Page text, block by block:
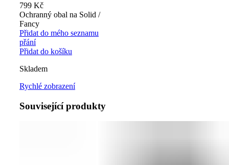
799 Kč
Ochranný obal na Solid /
Fancy
Přidat do mého seznamu
přání
Přidat do košíku
Skladem
Rychlé zobrazení
Související produkty